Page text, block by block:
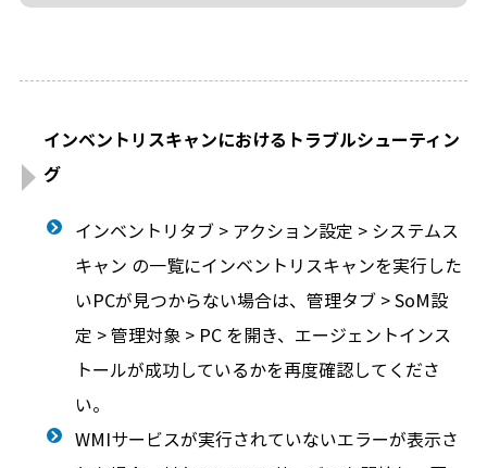
インベントリスキャンにおけるトラブルシューティン
グ
インベントリタブ > アクション設定 > システムス
キャン の一覧にインベントリスキャンを実行した
いPCが見つからない場合は、管理タブ > SoM設
定 > 管理対象 > PC を開き、エージェントインス
トールが成功しているかを再度確認してくださ
い。
WMIサービスが実行されていないエラーが表示さ